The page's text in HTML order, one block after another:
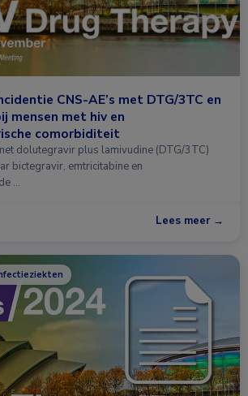
CNS-AE’s met DTG/3TC en
mensen met hiv en
comorbiditeit
dolutegravir plus lamivudine (DTG/3TC)
bictegravir, emtricitabine en
…
Lees meer →